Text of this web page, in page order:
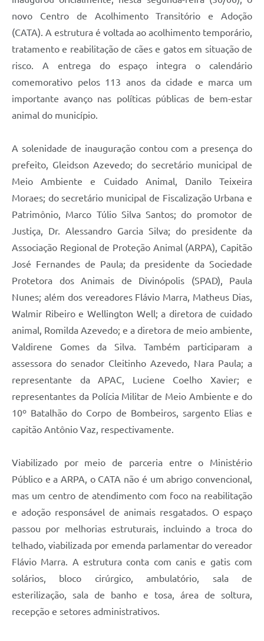
novo Centro de Acolhimento Transitório e Adoção
(CATA). A estrutura é voltada ao acolhimento temporário,
tratamento e reabilitação de cães e gatos em situação de
risco. A entrega do espaço integra o calendário
comemorativo pelos 113 anos da cidade e marca um
importante avanço nas políticas públicas de bem-estar
animal do município.
A solenidade de inauguração contou com a presença do
prefeito, Gleidson Azevedo; do secretário municipal de
Meio Ambiente e Cuidado Animal, Danilo Teixeira
Moraes; do secretário municipal de Fiscalização Urbana e
Patrimônio, Marco Túlio Silva Santos; do promotor de
Justiça, Dr. Alessandro Garcia Silva; do presidente da
Associação Regional de Proteção Animal (ARPA), Capitão
José Fernandes de Paula; da presidente da Sociedade
Protetora dos Animais de Divinópolis (SPAD), Paula
Nunes; além dos vereadores Flávio Marra, Matheus Dias,
Walmir Ribeiro e Wellington Well; a diretora de cuidado
animal, Romilda Azevedo; e a diretora de meio ambiente,
Valdirene Gomes da Silva. Também participaram a
assessora do senador Cleitinho Azevedo, Nara Paula; a
representante da APAC, Luciene Coelho Xavier; e
representantes da Polícia Militar de Meio Ambiente e do
10º Batalhão do Corpo de Bombeiros, sargento Elias e
capitão Antônio Vaz, respectivamente.
Viabilizado por meio de parceria entre o Ministério
Público e a ARPA, o CATA não é um abrigo convencional,
mas um centro de atendimento com foco na reabilitação
e adoção responsável de animais resgatados. O espaço
passou por melhorias estruturais, incluindo a troca do
telhado, viabilizada por emenda parlamentar do vereador
Flávio Marra. A estrutura conta com canis e gatis com
solários, bloco cirúrgico, ambulatório, sala de
esterilização, sala de banho e tosa, área de soltura,
recepção e setores administrativos.